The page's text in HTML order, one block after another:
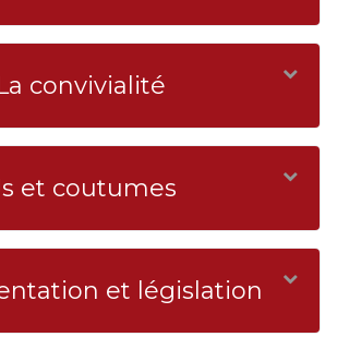
convivialité
et coutumes
et législation